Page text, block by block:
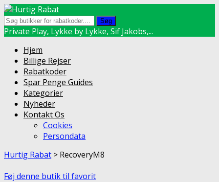
Søg
Private Play, Lykke by Lykke, Sif Jakobs,...
Skip
content
Hjem
Billige Rejser
Rabatkoder
Spar Penge Guides
Kategorier
Nyheder
Kontakt Os
Cookies
Persondata
Hurtig Rabat > RecoveryM8
Føj denne butik til favorit